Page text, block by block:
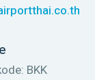
BKK